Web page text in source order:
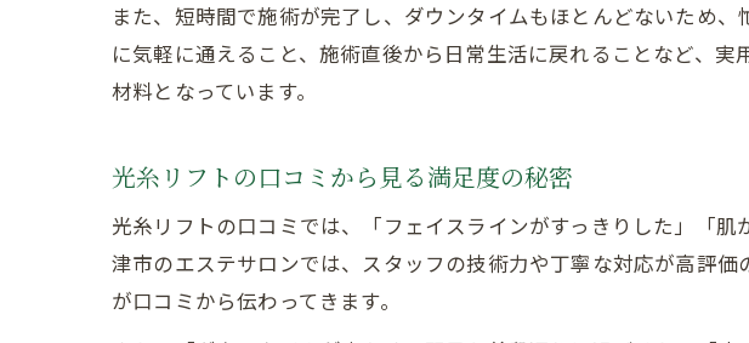
痛みが心配
低刺激な
また、短時間で施術が完了し、ダウンタイムもほとんどないため
に気軽に通えること、施術直後から日常生活に戻れることなど、
材料となっています。
光糸リフトの口コミから見る満足度の秘密
光糸リフトの口コミでは、「フェイスラインがすっきりした」「
津市のエステサロンでは、スタッフの技術力や丁寧な対応が高評
が口コミから伝わってきます。